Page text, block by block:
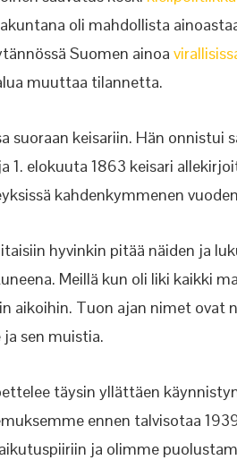
oli mahdollista
Suomen ainoa
muuttaa tilannetta.
suoraan keisariin. Hän onnistui
1. elokuuta 1863 keisari
kahdenkymmenen
hyvinkin pitää näiden ja
Meillä kun oli liki kaikki
aikoihin. Tuon ajan nimet ovat
sen muistia.
täysin yllättäen
ennen talvisotaa
ja olimme